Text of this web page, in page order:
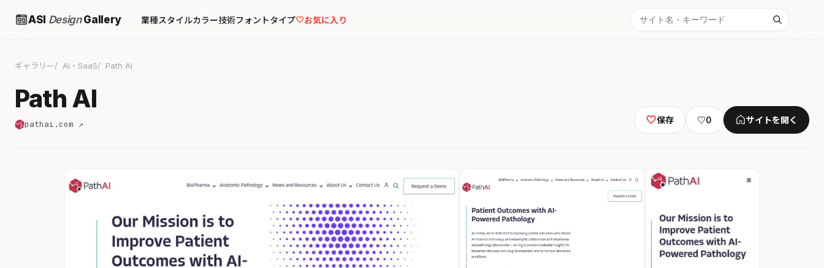
ASI DesignGallery 業種スタイルカラー技術フォントタイプ お気に入り
ギャラリー AI・SaaS Path AI
Path AI
pathai.com ↗ 保存 ♡0 サイトを開く